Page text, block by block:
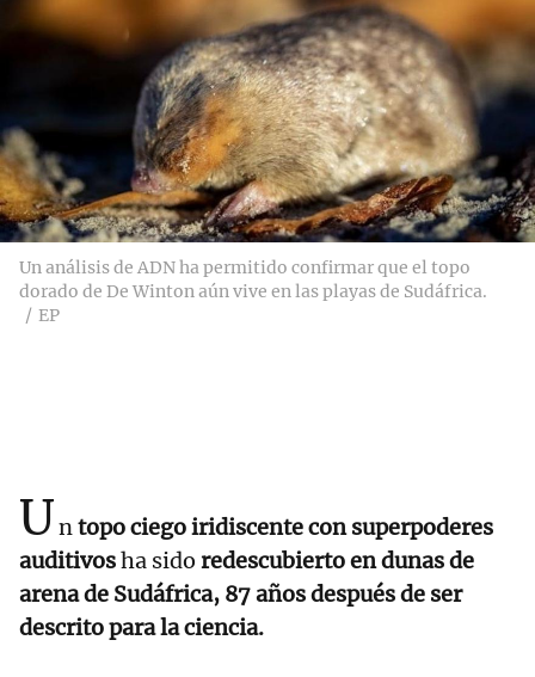
Un análisis de ADN ha permitido confirmar que el topo
dorado de De Winton aún vive en las playas de Sudáfrica.
EP
Untopo ciego iridiscente con superpoderes
auditivosha sido redescubierto en dunas de
arena de Sudáfrica, 87 años después de ser
descrito para la ciencia.